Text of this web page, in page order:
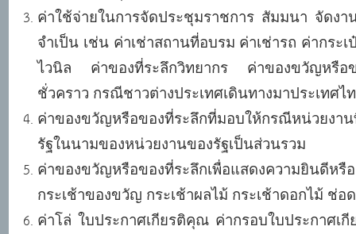
ค่าใช้จ่ายในการจัดประชุมราชการ สัมมนา จัดงา
จำเป็น เช่น ค่าเช่าสถานที่อบรม ค่าเช่ารถ ค่ากร
ไวนิล ค่าของที่ระลึกวิทยากร ค่าของขวัญหรือข
ชั่วคราว กรณีชาวต่างประเทศเดินทางมาประเทศ
ค่าของขวัญหรือของที่ระลึกที่มอบให้กรณีหน่วยงา
รัฐในนามของหน่วยงานของรัฐเป็นส่วนรวม
ค่าของขวัญหรือของที่ระลึกเพื่อแสดงความยินดีห
กระเช้าของขวัญ กระเช้าผลไม้ กระเช้าดอกไม้ ช่อ
ค่าโล่ ใบประกาศเกียรติคุณ ค่ากรอบใบประกาศเ